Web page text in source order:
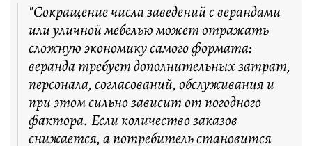
"Сокращение числа заведений с верандами
или уличной мебелью может отражать
сложную экономику самого формата:
веранда требует дополнительных затрат,
персонала, согласований, обслуживания и
при этом сильно зависит от погодного
фактора. Если количество заказов
снижается, а потребитель становится